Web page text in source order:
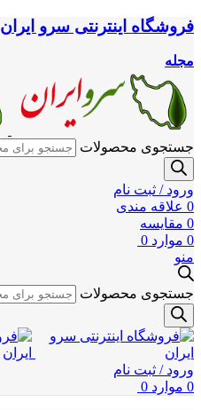
فروشگاه اینترنتی سرو ایران
مجله
جستجوی محصولات
ورود / ثبت نام
0 علاقه مندی
0 مقایسه
0 موارد 0
منو
جستجوی محصولات
ورود / ثبت نام
0 موارد 0